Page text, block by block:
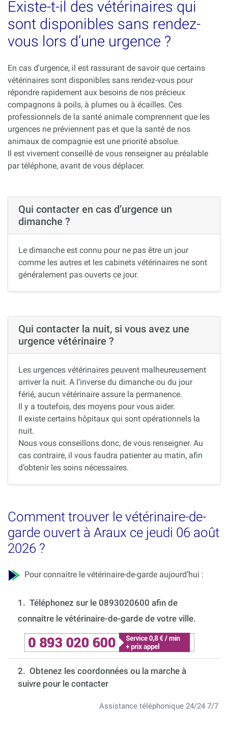
Existe-t-il des vétérinaires qui
sont disponibles sans rendez-
vous lors d’une urgence ?
En cas d'urgence, il est rassurant de savoir que certains
vétérinaires sont disponibles sans rendez-vous pour
répondre rapidement aux besoins de nos précieux
compagnons à poils, à plumes ou à écailles. Ces
professionnels de la santé animale comprennent que les
urgences ne préviennent pas et que la santé de nos
animaux de compagnie est une priorité absolue.
Il est vivement conseillé de vous renseigner au préalable
par téléphone, avant de vous déplacer.
Qui contacter en cas d’urgence un
dimanche ?
Le dimanche est connu pour ne pas être un jour
comme les autres et les cabinets vétérinaires ne sont
généralement pas ouverts ce jour.
Qui contacter la nuit, si vous avez une
urgence vétérinaire ?
Les urgences vétérinaires peuvent malheureusement
arriver la nuit. A l’inverse du dimanche ou du jour
férié, aucun vétérinaire assure la permanence.
Il y a toutefois, des moyens pour vous aider.
Il existe certains hôpitaux qui sont opérationnels la
nuit.
Nous vous conseillons donc, de vous renseigner. Au
cas contraire, il vous faudra patienter au matin, afin
d’obtenir les soins nécessaires.
Comment trouver le vétérinaire-de-
garde ouvert à Araux ce jeudi 06 août
2026 ?
Pour connaitre le vétérinaire-de-garde aujourd’hui :
1. Téléphonez sur le 0893020600 afin de
connaitre le vétérinaire-de-garde de votre ville.
2. Obtenez les coordonnées ou la marche à
suivre pour le contacter
Assistance téléphonique 24/24 7/7